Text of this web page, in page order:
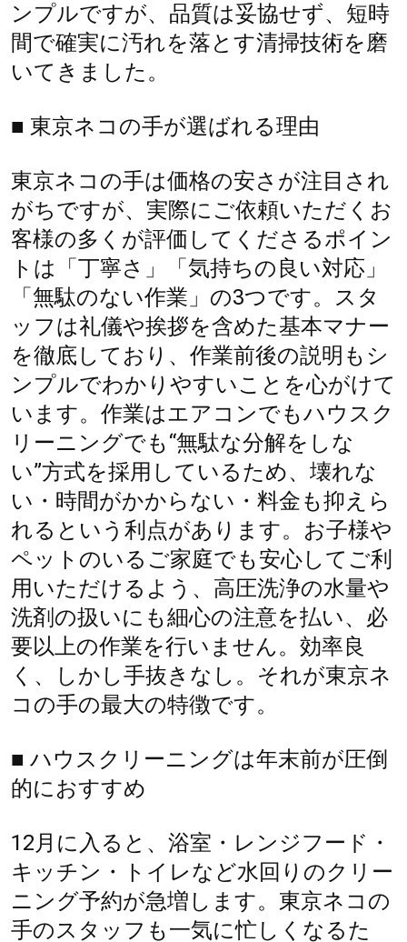
ンプルですが、品質は妥協せず、短時
間で確実に汚れを落とす清掃技術を磨
いてきました。
■ 東京ネコの手が選ばれる理由
東京ネコの手は価格の安さが注目され
がちですが、実際にご依頼いただくお
客様の多くが評価してくださるポイン
トは「丁寧さ」「気持ちの良い対応」
「無駄のない作業」の3つです。スタ
ッフは礼儀や挨拶を含めた基本マナー
を徹底しており、作業前後の説明もシ
ンプルでわかりやすいことを心がけて
います。作業はエアコンでもハウスク
リーニングでも“無駄な分解をしな
い”方式を採用しているため、壊れな
い・時間がかからない・料金も抑えら
れるという利点があります。お子様や
ペットのいるご家庭でも安心してご利
用いただけるよう、高圧洗浄の水量や
洗剤の扱いにも細心の注意を払い、必
要以上の作業を行いません。効率良
く、しかし手抜きなし。それが東京ネ
コの手の最大の特徴です。
■ ハウスクリーニングは年末前が圧倒
的におすすめ
12月に入ると、浴室・レンジフード・
キッチン・トイレなど水回りのクリー
ニング予約が急増します。東京ネコの
手のスタッフも一気に忙しくなるた